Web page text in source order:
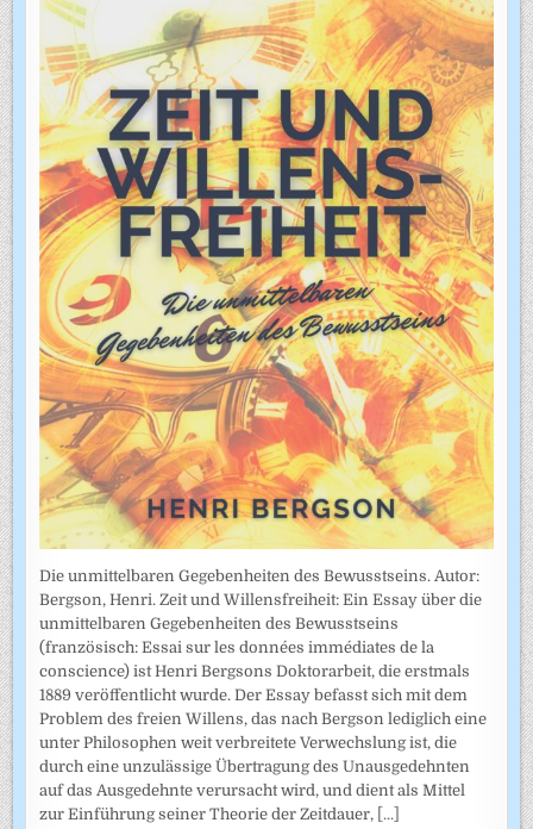
Die unmittelbaren Gegebenheiten des Bewusstseins. Autor:
Bergson, Henri. Zeit und Willensfreiheit: Ein Essay über die
unmittelbaren Gegebenheiten des Bewusstseins
(französisch: Essai sur les données immédiates de la
conscience) ist Henri Bergsons Doktorarbeit, die erstmals
1889 veröffentlicht wurde. Der Essay befasst sich mit dem
Problem des freien Willens, das nach Bergson lediglich eine
unter Philosophen weit verbreitete Verwechslung ist, die
durch eine unzulässige Übertragung des Unausgedehnten
auf das Ausgedehnte verursacht wird, und dient als Mittel
zur Einführung seiner Theorie der Zeitdauer, [...]